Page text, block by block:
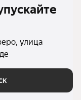
улица